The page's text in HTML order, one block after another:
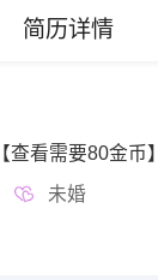
简历详情
【查看需要80金币】
未婚